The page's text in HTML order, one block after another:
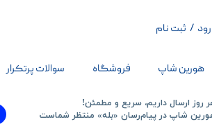
هورین شاپ فروشگاه سوالات پرتکرار
/ ثبت نام
حساب کاربری من
تغییر گذر واژه
خروج از حساب کاربری
روز ارسال داریم، سریع و مطمئن!
شاپ در پیام‌رسان «بله» منتظر شماست​​​​​​​